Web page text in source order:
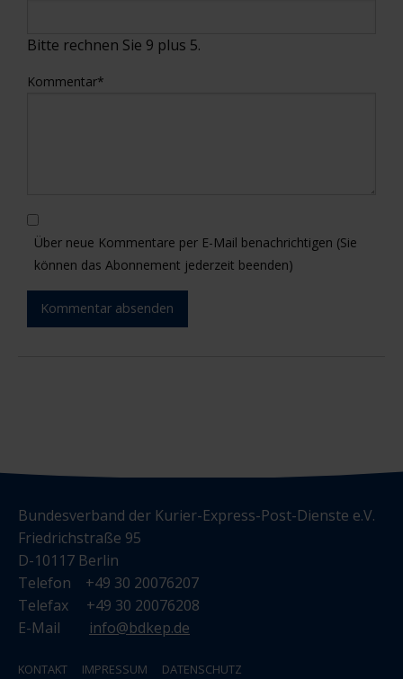
Bitte rechnen Sie 9 plus 5.
Kommentar*
Über neue Kommentare per E-Mail benachrichtigen (Sie
können das Abonnement jederzeit beenden)
Kommentar absenden
Bundesverband der Kurier-Express-Post-Dienste e.V.
Friedrichstraße 95
D-10117 Berlin
Telefon +49 30 20076207
Telefax +49 30 20076208
E-Mail info@bdkep.de
KONTAKT IMPRESSUM DATENSCHUTZ